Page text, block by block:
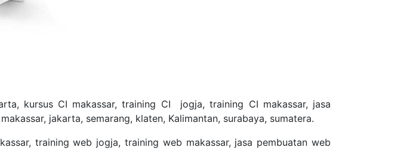
kursus CI makassar, training CI jogja, training CI makassar, jasa
jakarta, semarang, klaten, Kalimantan, surabaya, sumatera.
training web jogja, training web makassar, jasa pembuatan web